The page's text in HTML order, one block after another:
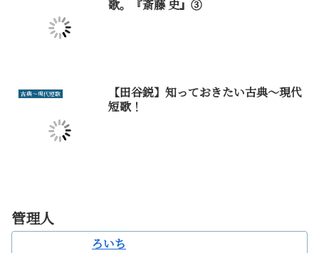
歌。『斎藤 史』③
古典～現代短歌
【田谷鋭】知っておきたい古典～現代
短歌！
管理人
ろいち